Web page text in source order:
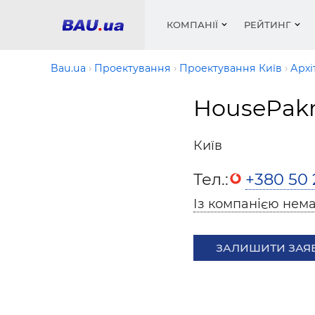
КОМПАНІЇ
Вікна
Фарби,
РЕЙТИНГ
Медіа
Труби,
Bau.ua Проектування Проектування Київ
Київ
Тел.: +380 50
Із компанією
ЗАЛИШИТИ